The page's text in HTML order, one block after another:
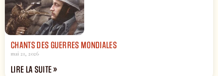
CHANTS DES GUERRES MONDIALES
mai 21, 2026
LIRE LA SUITE »